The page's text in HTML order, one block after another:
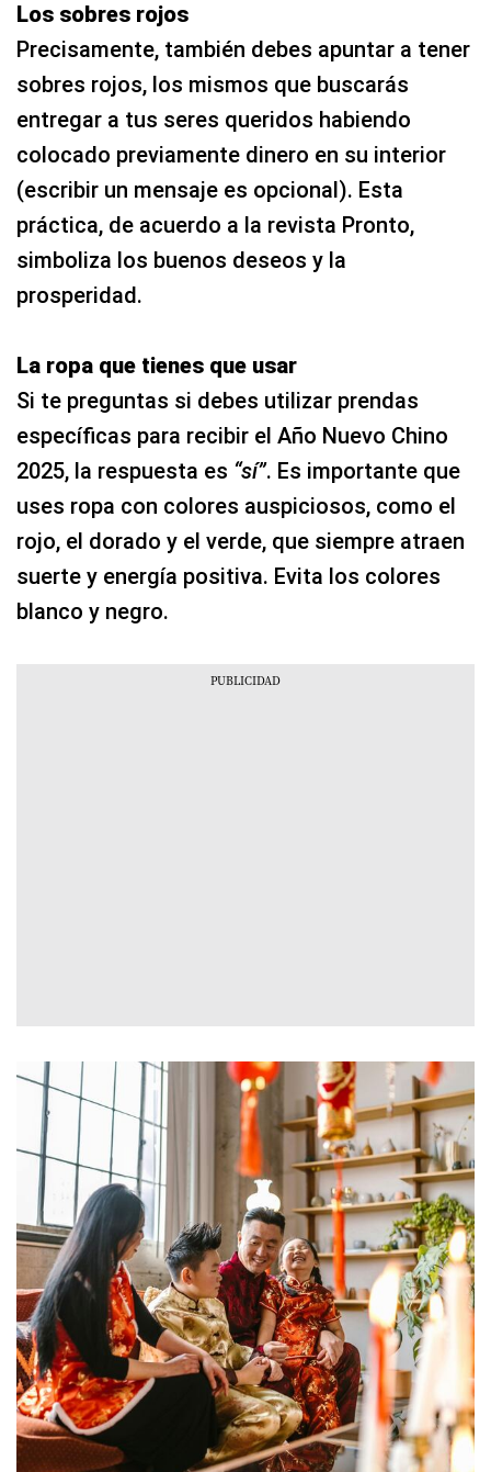
Los sobres rojos
Precisamente, también debes apuntar a tener
sobres rojos, los mismos que buscarás
entregar a tus seres queridos habiendo
colocado previamente dinero en su interior
(escribir un mensaje es opcional). Esta
práctica, de acuerdo a la revista Pronto,
simboliza los buenos deseos y la
prosperidad.
La ropa que tienes que usar
Si te preguntas si debes utilizar prendas
específicas para recibir el Año Nuevo Chino
2025, la respuesta es “sí”. Es importante que
uses ropa con colores auspiciosos, como el
rojo, el dorado y el verde, que siempre atraen
suerte y energía positiva. Evita los colores
blanco y negro.